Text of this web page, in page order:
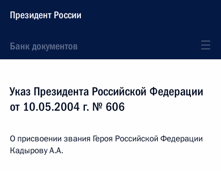
Президент России
Банк документов
Указ Президента Российской Федерации
от 10.05.2004 г. № 606
О присвоении звания Героя Российской Федерации
Кадырову А.А.